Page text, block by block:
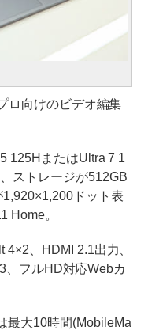
ロ向けのビデオ編集
125HまたはUltra 7 1
ストレージが512GB
ドット表
Home。
、HDMI 2.1出力、
、フルHD対応Webカ
最大10時間(MobileMa